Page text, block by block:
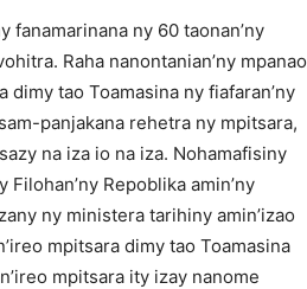
fanamarinana ny 60 taonan’ny
Raha nanontanian’ny mpanao
tao Toamasina ny fiafaran’ny
panjakana rehetra ny mpitsara,
na iza io na iza. Nohamafisiny
Repoblika amin’ny
ny ministera tarihiny amin’izao
mpitsara dimy tao Toamasina
mpitsara ity izay nanome